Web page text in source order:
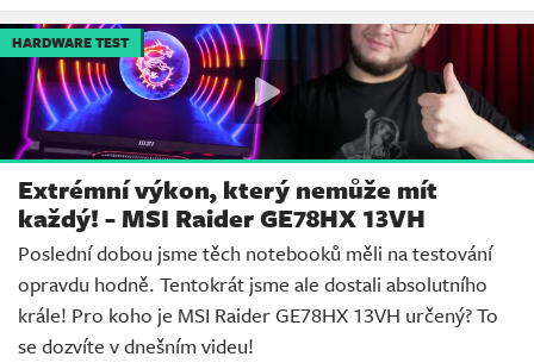
HARDWARE TEST
Extrémní výkon, který nemůže mít
každý! - MSI Raider GE78HX 13VH
Poslední dobou jsme těch notebooků měli na testování
opravdu hodně. Tentokrát jsme ale dostali absolutního
krále! Pro koho je MSI Raider GE78HX 13VH určený? To
se dozvíte v dnešním videu!